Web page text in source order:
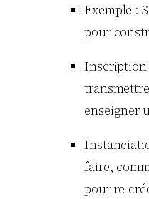
Exemple :
pour
Inscription
enseigner
faire,
pour re-